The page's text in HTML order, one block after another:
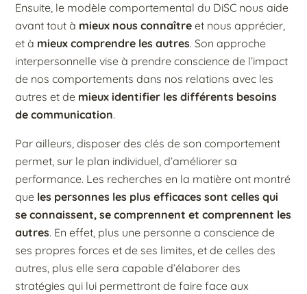
Ensuite, le modèle comportemental du DiSC nous aide
avant tout à mieux nous connaîtreet nous apprécier,
et à mieux comprendre les autres. Son approche
interpersonnelle vise à prendre conscience de l’impact
de nos comportements dans nos relations avec les
autres et de mieux identifier les différents besoins
de communication.
Par ailleurs, disposer des clés de son comportement
permet, sur le plan individuel, d’améliorer sa
performance. Les recherches en la matière ont montré
que les personnes les plus efficaces sont celles qui
se connaissent, se comprennent et comprennent les
autres. En effet, plus une personne a conscience de
ses propres forces et de ses limites, et de celles des
autres, plus elle sera capable d’élaborer des
stratégies qui lui permettront de faire face aux